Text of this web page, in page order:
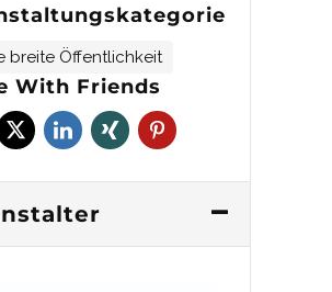
breite Öffentlichkeit
With Friends